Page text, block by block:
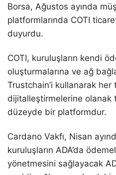
Borsa, Ağustos ayında
platformlarında COTI
duyurdu.
COTI, kuruluşların kendi
oluşturmalarına ve ağ
Trustchain’i kullanarak
dijitalleştirmelerine olanak
düzeyde bir platformdur.
Cardano Vakfı, Nisan
kuruluşların ADA’da
yönetmesini sağlayacak